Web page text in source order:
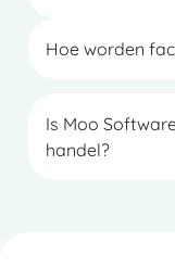
Hoe worden
Is Moo
handel?